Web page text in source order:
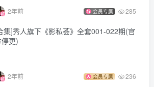
2023.07.10 NO.7052 熊小诺
2年前 会员专属 285
集]秀人旗下《影私荟》全套001-022期(官
停更)
2年前 会员专属 236